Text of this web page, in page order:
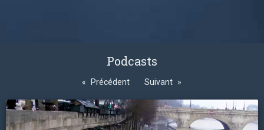
Podcasts
Précédent Suivant